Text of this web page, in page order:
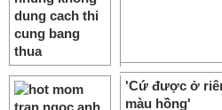
'Cứ được ở
màu hồng'